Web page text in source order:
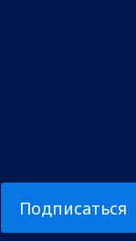
Подписаться